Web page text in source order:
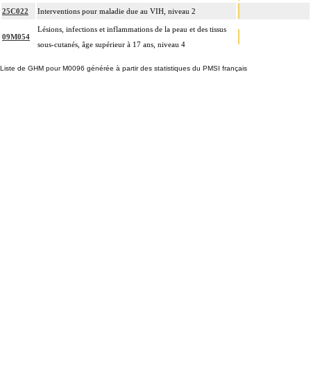
25C022 Interventions pour maladie due au VIH, niveau 2
09M054
Lésions, infections et inflammations de la peau et des tissus
sous-cutanés, âge supérieur à 17 ans, niveau 4
Liste de GHM pour M0096 générée à partir des statistiques du PMSI français